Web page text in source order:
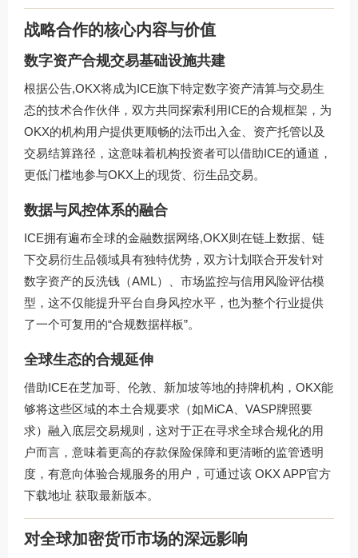
战略合作的核心内容与价值
数字资产合规交易基础设施共建
根据公告,OKX将成为ICE旗下特定数字资产清算与交易生
态的技术合作伙伴，双方共同探索利用ICE的合规框架，为
OKX的机构用户提供更顺畅的法币出入金、资产托管以及
交易结算路径，这意味着机构投资者可以借助ICE的通道，
更低门槛地参与OKX上的现货、衍生品交易。
数据与风控体系的融合
ICE拥有遍布全球的金融数据网络,OKX则在链上数据、链
下交易衍生品领域具有独特优势，双方计划联合开发针对
数字资产的反洗钱（AML）、市场监控与信用风险评估模
型，这不仅能提升平台自身风控水平，也为整个行业提供
了一个可复用的“合规数据样板”。
全球生态的合规延伸
借助ICE在芝加哥、伦敦、新加坡等地的持牌机构，OKX能
够将这些区域的本土合规要求（如MiCA、VASP牌照要
求）融入底层交易规则，这对于正在寻求全球合规化的用
户而言，意味着更高的存款保险保障和更清晰的监管透明
度，有意向体验合规服务的用户，可通过该 OKX APP官方
下载地址 获取最新版本。
对全球加密货币市场的深远影响